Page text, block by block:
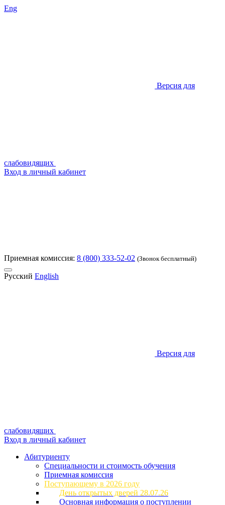
Eng
Версия для
слабовидящих
Вход в личный кабинет
Приемная комиссия: 8 (800) 333-52-02 (Звонок бесплатный)
Русский English
Версия для
слабовидящих
Вход в личный кабинет
Абитуриенту
Специальности и стоимость обучения
Приемная комиссия
Поступающему в 2026 году
День открытых дверей 28.07.26
Основная информация о поступлении